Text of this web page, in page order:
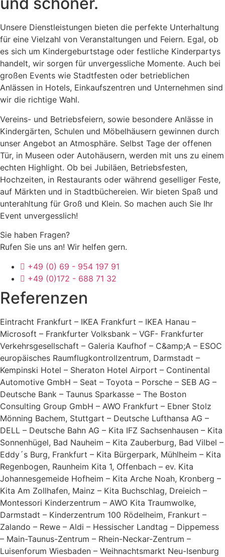
Unsere Dienstleistungen bieten die perfekte Unterhaltung
für eine Vielzahl von Veranstaltungen und Feiern. Egal, ob
es sich um Kindergeburtstage oder festliche Kinderpartys
handelt, wir sorgen für unvergessliche Momente. Auch bei
großen Events wie Stadtfesten oder betrieblichen
Anlässen in Hotels, Einkaufszentren und Unternehmen sind
wir die richtige Wahl.
Vereins- und Betriebsfeiern, sowie besondere Anlässe in
Kindergärten, Schulen und Möbelhäusern gewinnen durch
unser Angebot an Atmosphäre. Selbst Tage der offenen
Tür, in Museen oder Autohäusern, werden mit uns zu einem
echten Highlight. Ob bei Jubiläen, Betriebsfesten,
Hochzeiten, in Restaurants oder während geselliger Feste,
auf Märkten und in Stadtbüchereien. Wir bieten Spaß und
unterahltung für Groß und Klein. So machen auch Sie Ihr
Event unvergesslich!
Sie haben Fragen?
Rufen Sie uns an! Wir helfen gern.
+49 (0) 69 - 954 197 91
+49 (0)172 - 688 71 32
Referenzen
Eintracht Frankfurt – IKEA Frankfurt – IKEA Hanau –
Microsoft – Frankfurter Volksbank – VGF- Frankfurter
Verkehrsgesellschaft – Galeria Kaufhof – C&amp;A – ESOC
europäisches Raumflugkontrollzentrum, Darmstadt –
Kempinski Hotel – Sheraton Hotel Airport – Continental
Automotive GmbH – Seat – Toyota – Porsche – SEB AG –
Deutsche Bank – Taunus Sparkasse – The Boston
Consulting Group GmbH – AWO Frankfurt – Ebner Stolz
Mönning Bachem, Stuttgart – Deutsche Lufthansa AG –
DELL – Deutsche Bahn AG – Kita IFZ Sachsenhausen – Kita
Sonnenhügel, Bad Nauheim – Kita Zauberburg, Bad Vilbel –
Eddy´s Burg, Frankfurt – Kita Bürgerpark, Mühlheim – Kita
Regenbogen, Raunheim Kita 1, Offenbach – ev. Kita
Johannesgemeide Hofheim – Kita Arche Noah, Kronberg –
Kita Am Zollhafen, Mainz – Kita Buchschlag, Dreieich –
Montessori Kinderzentrum – AWO Kita Traumwolke,
Darmstadt – Kinderzentrum 100 Rödelheim, Frankurt –
Zalando – Rewe – Aldi – Hessischer Landtag – Dippemess
– Main-Taunus-Zentrum – Rhein-Neckar-Zentrum –
Luisenforum Wiesbaden – Weihnachtsmarkt Neu-Isenburg